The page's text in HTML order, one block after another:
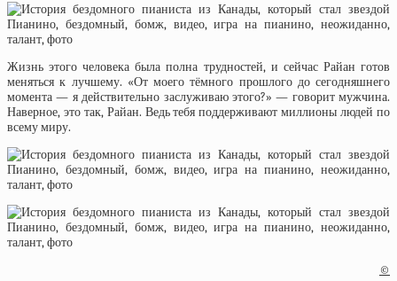
Жизнь этого человека была полна трудностей, и сейчас Райан готов
меняться к лучшему. «От моего тёмного прошлого до сегодняшнего
момента — я действительно заслуживаю этого?» — говорит мужчина.
Наверное, это так, Райан. Ведь тебя поддерживают миллионы людей по
всему миру.
©